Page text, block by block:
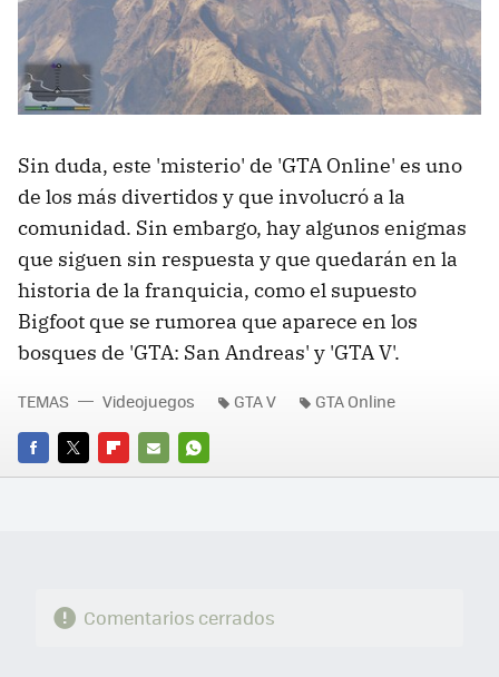
Sin duda, este 'misterio' de 'GTA Online' es uno
de los más divertidos y que involucró a la
comunidad. Sin embargo, hay algunos enigmas
que siguen sin respuesta y que quedarán en la
historia de la franquicia, como el supuesto
Bigfoot que se rumorea que aparece en los
bosques de 'GTA: San Andreas' y 'GTA V'.
FACEBOOK
TWITTERFLIPBOARD
E-
WHATSAPP
TEMAS Videojuegos GTA V GTA Online
Comentarios cerrados